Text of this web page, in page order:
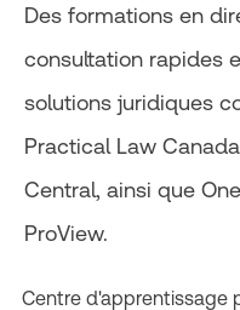
Des formations en
consultation rapides
solutions juridiques
Practical Law
Central, ainsi que
ProView.
Centre d'apprentissage